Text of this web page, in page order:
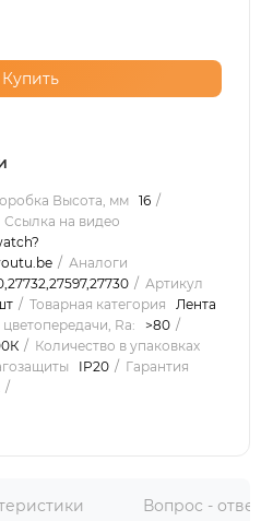
Купить
Высота, мм
16
Ссылка на видео
Аналоги
Артикул
Товарная категория
Лента
Ra:
>80
Количество в упаковках
IP20
Гарантия
Вопрос -